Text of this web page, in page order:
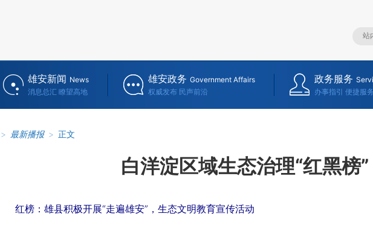
雄安新闻 News
消息总汇 瞭望高地
雄安政务 Government Affairs
权威发布 民声前沿
政务服务
办事指引 便捷服
> 最新播报 > 正文
白洋淀区域生态治理“红黑榜
红榜：雄县积极开展“走遍雄安”，生态文明教育宣传活动